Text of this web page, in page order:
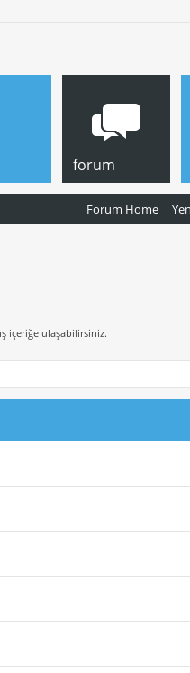
forum
Forum Home
içeriğe ulaşabilirsiniz.